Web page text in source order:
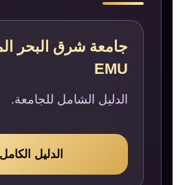
جامعة شرق البحر
EMU
الدليل الشامل للجامعة.
الدليل الكامل